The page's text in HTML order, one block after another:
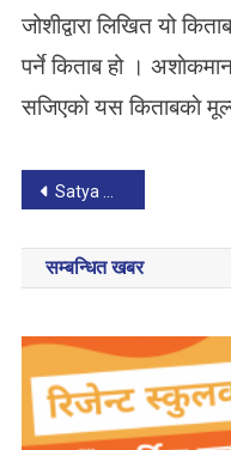
जोशीद्वारा लिखित यो
पर्ने किताब हो ।
सजिएकाे यस किताबकाे
P
o
s
t
n
a
Satya Mohan Joshi
सम्बन्धित खबर